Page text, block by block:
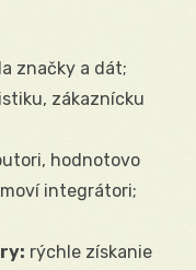
značky a dát;
zákaznícku
hodnotovo
integrátori;
rýchle získanie